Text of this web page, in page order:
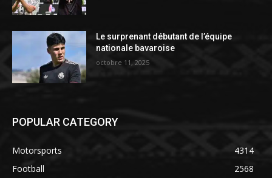
Le surprenant débutant de l’équipe
nationale bavaroise
octobre 11, 2025
POPULAR CATEGORY
Motorsports
4314
Football
2568